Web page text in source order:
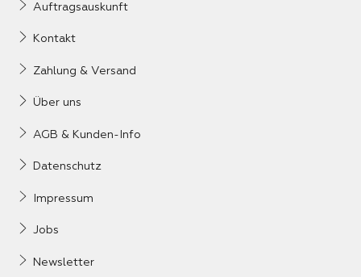
Auftragsauskunft
Kontakt
Zahlung & Versand
Über uns
AGB & Kunden-Info
Datenschutz
Impressum
Jobs
Newsletter